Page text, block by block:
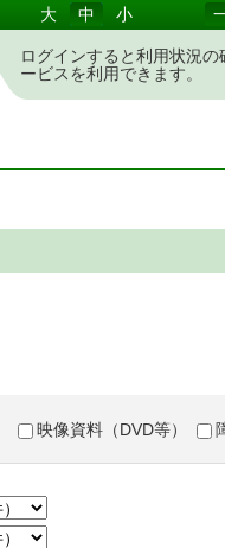
大 中 小
ログインすると利用状況の
ービスを利用できます。
映像資料（DVD等）